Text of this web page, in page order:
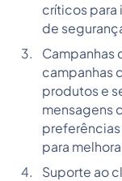
críticos para
de
Campanhas
campanhas
produtos e
mensagens
para
Suporte ao